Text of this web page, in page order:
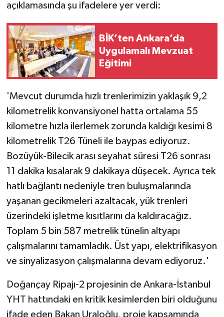
açıklamasında şu ifadelere yer verdi:
BİK’ten Ankara’da
Uygulamalı Mevzuat
Eğitimi
'Mevcut durumda hızlı trenlerimizin yaklaşık 9,2
kilometrelik konvansiyonel hatta ortalama 55
kilometre hızla ilerlemek zorunda kaldığı kesimi 8
kilometrelik T26 Tüneli ile baypas ediyoruz.
Bozüyük-Bilecik arası seyahat süresi T26 sonrası
11 dakika kısalarak 9 dakikaya düşecek. Ayrıca tek
hatlı bağlantı nedeniyle tren buluşmalarında
yaşanan gecikmeleri azaltacak, yük trenleri
üzerindeki işletme kısıtlarını da kaldıracağız.
Toplam 5 bin 587 metrelik tünelin altyapı
çalışmalarını tamamladık. Üst yapı, elektrifikasyon
ve sinyalizasyon çalışmalarına devam ediyoruz.'
Doğançay Ripajı-2 projesinin de Ankara-İstanbul
YHT hattındaki en kritik kesimlerden biri olduğunu
ifade eden Bakan Uraloğlu, proje kapsamında